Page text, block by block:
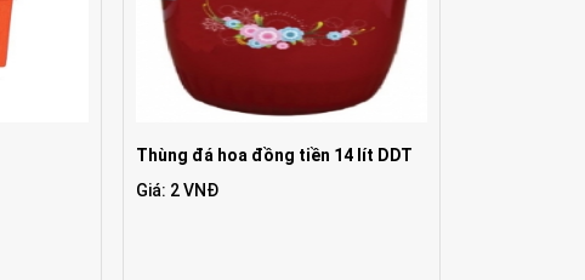
Thùng đá hoa đồng tiền 14 lít DDT
Giá: 2 VNĐ